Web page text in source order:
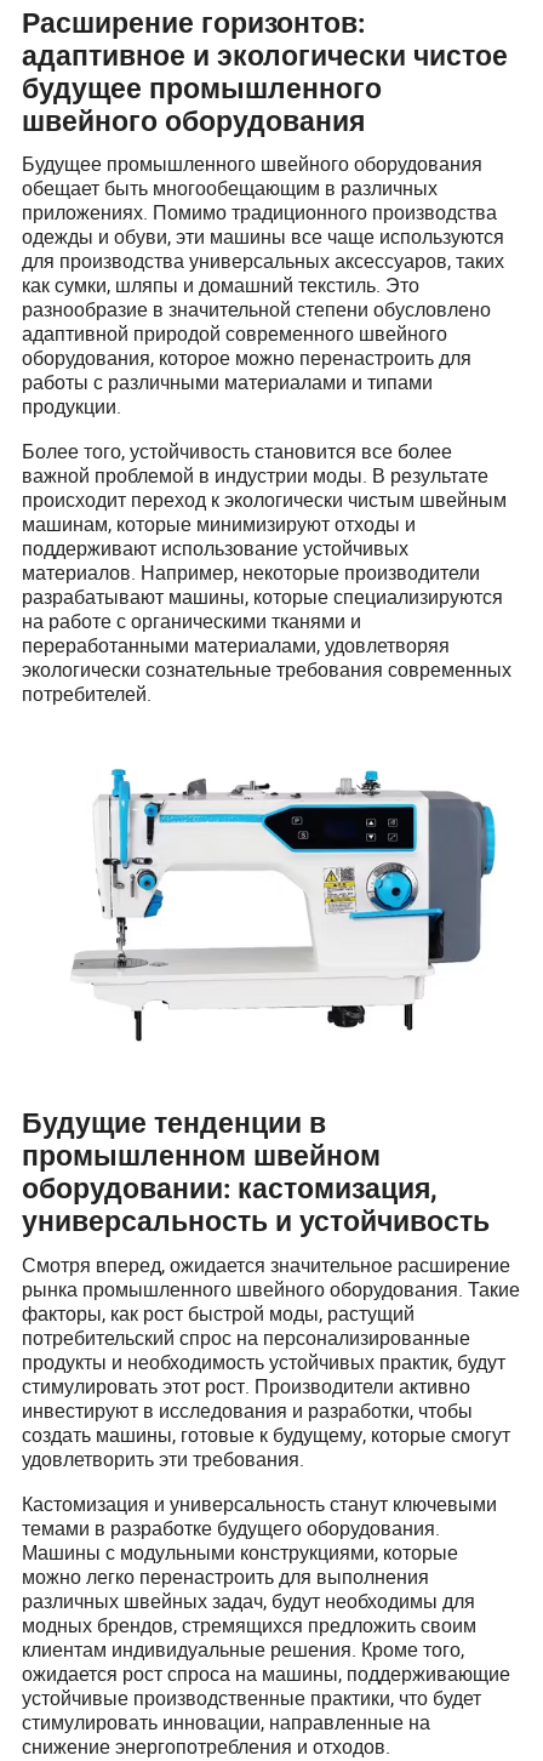
Расширение горизонтов:
адаптивное и экологически чистое
будущее промышленного
швейного оборудования
Будущее промышленного швейного оборудования
обещает быть многообещающим в различных
приложениях. Помимо традиционного производства
одежды и обуви, эти машины все чаще используются
для производства универсальных аксессуаров, таких
как сумки, шляпы и домашний текстиль. Это
разнообразие в значительной степени обусловлено
адаптивной природой современного швейного
оборудования, которое можно перенастроить для
работы с различными материалами и типами
продукции.
Более того, устойчивость становится все более
важной проблемой в индустрии моды. В результате
происходит переход к экологически чистым швейным
машинам, которые минимизируют отходы и
поддерживают использование устойчивых
материалов. Например, некоторые производители
разрабатывают машины, которые специализируются
на работе с органическими тканями и
переработанными материалами, удовлетворяя
экологически сознательные требования современных
потребителей.
Будущие тенденции в
промышленном швейном
оборудовании: кастомизация,
универсальность и устойчивость
Смотря вперед, ожидается значительное расширение
рынка промышленного швейного оборудования. Такие
факторы, как рост быстрой моды, растущий
потребительский спрос на персонализированные
продукты и необходимость устойчивых практик, будут
стимулировать этот рост. Производители активно
инвестируют в исследования и разработки, чтобы
создать машины, готовые к будущему, которые смогут
удовлетворить эти требования.
Кастомизация и универсальность станут ключевыми
темами в разработке будущего оборудования.
Машины с модульными конструкциями, которые
можно легко перенастроить для выполнения
различных швейных задач, будут необходимы для
модных брендов, стремящихся предложить своим
клиентам индивидуальные решения. Кроме того,
ожидается рост спроса на машины, поддерживающие
устойчивые производственные практики, что будет
стимулировать инновации, направленные на
снижение энергопотребления и отходов.